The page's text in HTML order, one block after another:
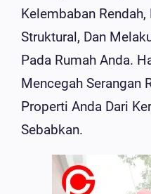
Kelembaban
Struktural, Dan
Pada Rumah Anda.
Mencegah Serangan
Properti Anda Dari
Sebabkan.